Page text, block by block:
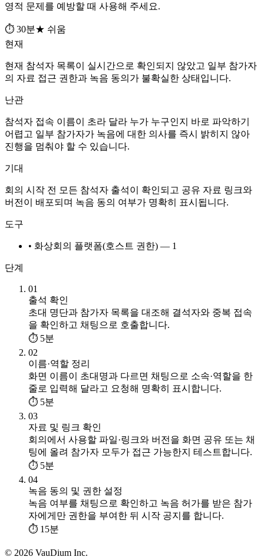
영적 문제를 예방할 때 사용해 주세요.
⏱ 30분★ 쉬움
현재
현재 참석자 목록이 실시간으로 확인되지 않았고 일부 참가자
의 자료 접근 권한과 녹음 동의가 불확실한 상태입니다.
난관
참석자 접속 이름이 초라 달라 누가 누구인지 바로 파악하기
어렵고 일부 참가자가 녹음에 대한 의사를 즉시 밝히지 않아
진행을 멈춰야 할 수 있습니다.
기대
회의 시작 전 모든 참석자 출석이 확인되고 공유 자료 링크와
버전이 배포되며 녹음 동의 여부가 명확히 표시됩니다.
도구
• 화상회의 플랫폼(호스트 권한) — 1
단계
01
출석 확인
초대 명단과 참가자 목록을 대조해 결석자와 중복 접속
을 확인하고 채팅으로 호출합니다.
⏱ 5분
02
이름·역할 정리
화면 이름이 초대명과 다르면 채팅으로 소속·역할을 한
줄로 입력해 달라고 요청해 명확히 표시합니다.
⏱ 5분
03
자료 및 링크 확인
회의에서 사용할 파일·링크와 버전을 화면 공유 또는 채
팅에 올려 참가자 모두가 접근 가능한지 테스트합니다.
⏱ 5분
04
녹음 동의 및 권한 설정
녹음 여부를 채팅으로 확인하고 녹음 허가를 받은 참가
자에게만 권한을 부여한 뒤 시작 공지를 합니다.
⏱ 15분
© 2026 VauDium Inc.